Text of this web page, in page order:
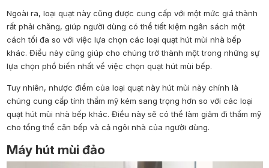
Ngoài ra, loại quạt này cũng được cung cấp với một mức giá thành
rất phải chăng, giúp người dùng có thể tiết kiệm ngân sách một
cách tối đa so với việc lựa chọn các loại quạt hút mùi nhà bếp
khác. Điều này cũng giúp cho chúng trở thành một trong những sự
lựa chọn phổ biến nhất về việc chọn quạt hút mùi bếp.
Tuy nhiên, nhược điểm của loại quạt này hút mùi này chính là
chúng cung cấp tính thẩm mỹ kém sang trọng hơn so với các loại
quạt hút mùi nhà bếp khác. Điều này sẽ có thể làm giảm đi thẩm mỹ
cho tổng thể căn bếp và cả ngôi nhà của người dùng.
Máy hút mùi đảo